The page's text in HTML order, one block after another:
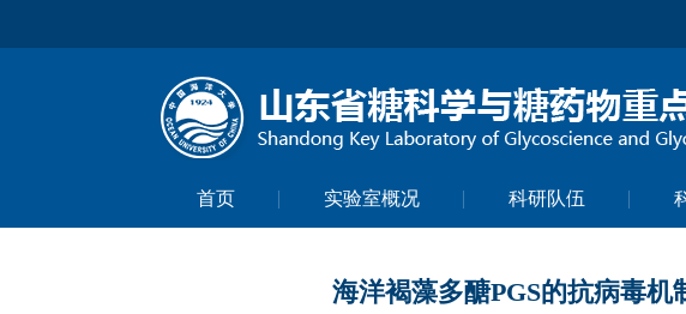
首页 实验室概况 科研队伍
海洋褐藻多醣PGS的抗病毒